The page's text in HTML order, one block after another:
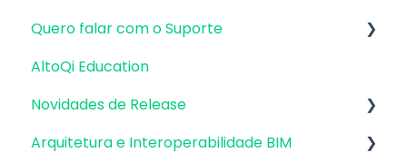
Requisitos de Sistema Operacional e
Quero falar com o Suporte
Atendimento de Suporte ao Produto
Envio de inconsistências (bugs), melhorias e
AltoQi Education
Novidades de Release
Atualizações AltoQi Eberick
Arquitetura e Interoperabilidade BIM